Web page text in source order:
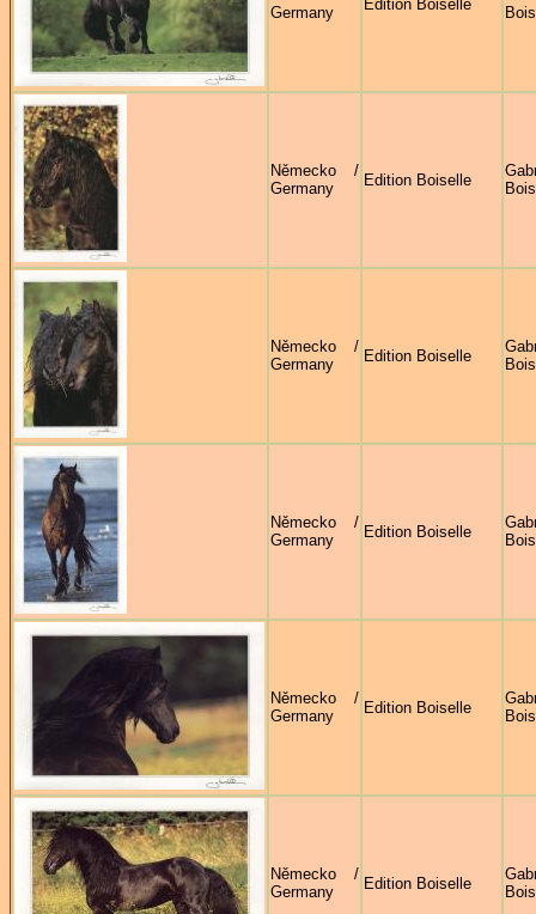
Germany
Edition Boiselle
Německo /
Germany
Edition Boiselle
Německo /
Germany
Edition Boiselle
Německo /
Germany
Edition Boiselle
Německo /
Germany
Edition Boiselle
Německo /
Germany
Edition Boiselle